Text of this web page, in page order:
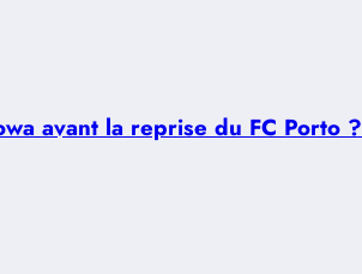
avant la reprise du FC Porto ?